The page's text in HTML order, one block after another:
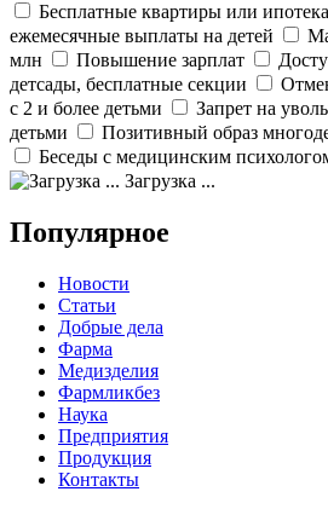
Бесплатные квартиры или
ежемесячные выплаты на детей
млн
Повышение зарплат
детсады, бесплатные секции
с 2 и более детьми
Запрет на
детьми
Позитивный образ
Беседы с медицинским
Загрузка ...
Популярное
Новости
Статьи
Добрые дела
Фарма
Медизделия
Фармликбез
Наука
Предприятия
Продукция
Контакты